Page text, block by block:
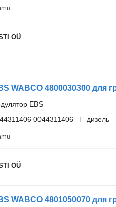
OÜ
EBS
0044311406
дизель
OÜ
WABCO 4801050070 для